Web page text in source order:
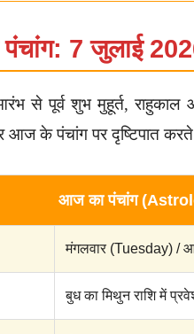
7 जुलाई
से पूर्व शुभ मुहूर्त,
के पंचांग पर दृष्टिपात
आज का पंचांग
मंगलवार (Tuesday) /
बुध का मिथुन राशि में